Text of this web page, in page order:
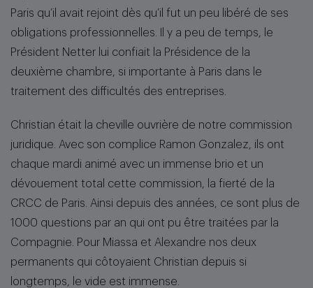
Paris qu’il avait rejoint dès qu’il fut un peu libéré de ses
obligations professionnelles. Il y a peu de temps, le
Président Netter lui confiait la Présidence de la
deuxième chambre, si importante à Paris dans le
traitement des difficultés des entreprises.
Christian était la cheville ouvrière de notre commission
juridique. Avec son complice Ramon Gonzalez, ils ont
chaque mardi animé avec un immense brio et un
dévouement total cette commission, la fierté de la
CRCC de Paris. Ainsi depuis des années, ce sont plus de
1000 questions par an qui ont pu être traitées par la
Compagnie. Pour Miassa et Alexandre nos deux
permanents qui côtoyaient Christian depuis si
longtemps, le vide est immense.